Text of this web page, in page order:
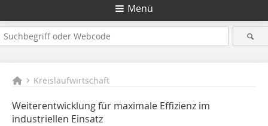
Menü
Kreislaufwirtschaft
Weiterentwicklung für maximale Effizienz im
industriellen Einsatz